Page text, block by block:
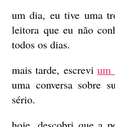
um dia, eu tive uma
leitora que eu não
todos os dias.
mais tarde, escrevium
uma conversa sobre
sério.